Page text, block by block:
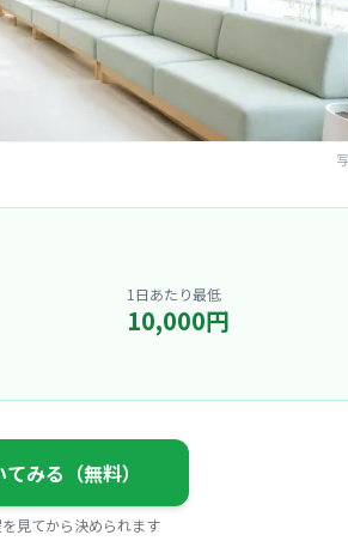
1日あたり最低
10,000円
みる（無料）
見てから決められます